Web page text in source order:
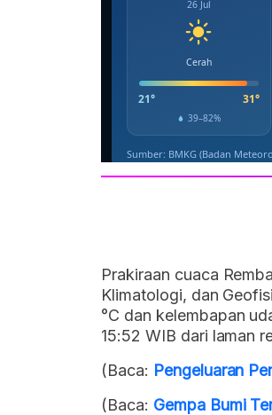
Prakiraan cuaca
Klimatologi, dan
°C dan kelembapan
15:52 WIB dari laman
(Baca: Pengeluaran
(Baca: Gempa Bumi